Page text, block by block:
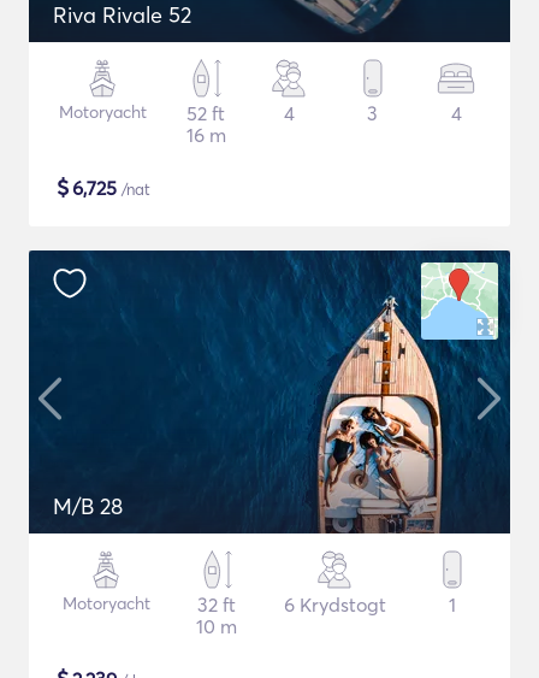
Riva Rivale 52
Motoryacht
52 ft
16 m
4 3 4
$6,725 /nat
M/B 28
Motoryacht
32 ft
10 m
6 Krydstogt 1